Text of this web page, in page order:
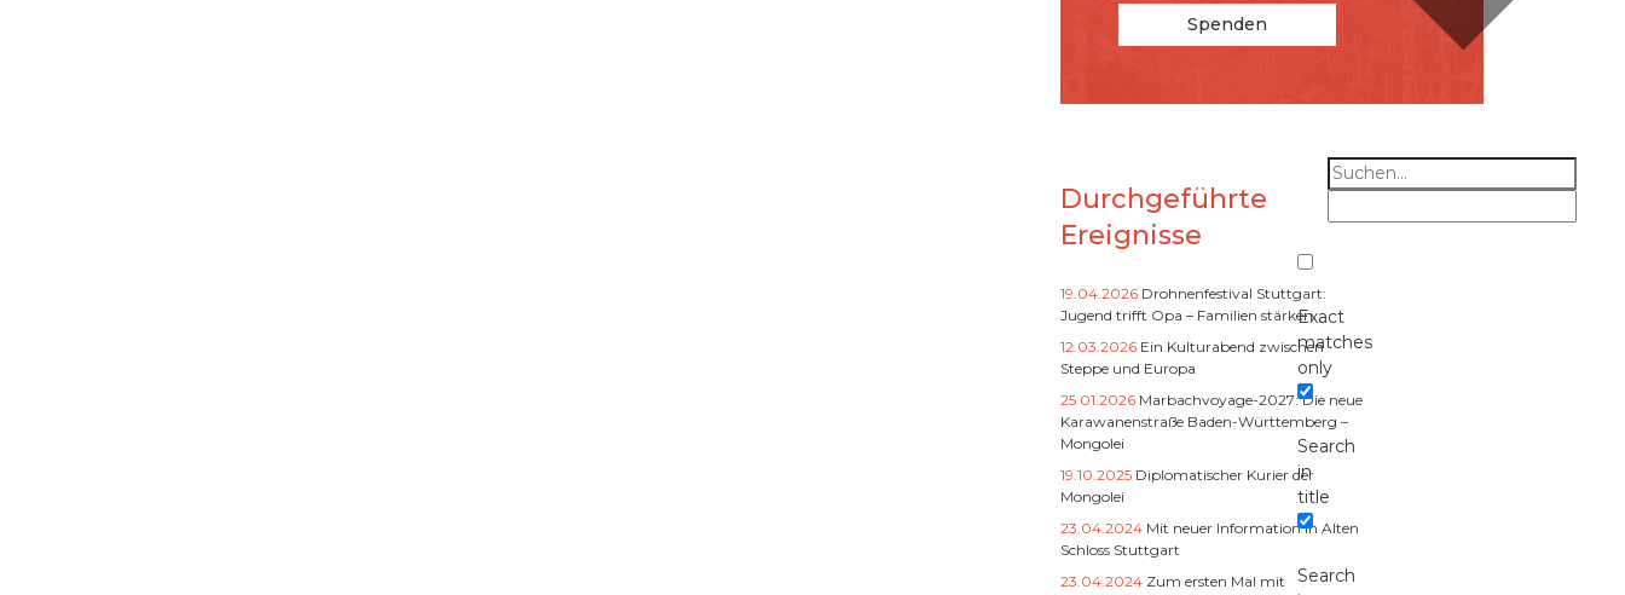
Exact
matches
only
Search
in
title
Search
Spenden
Durchgeführte
Ereignisse
19.04.2026 Drohnenfestival Stuttgart:
Jugend trifft Opa – Familien stärken
12.03.2026 Ein Kulturabend zwischen
Steppe und Europa
25.01.2026 Marbachvoyage-2027: Die neue
Karawanenstraße Baden-Württemberg –
Mongolei
19.10.2025 Diplomatischer Kurier der
Mongolei
23.04.2024 Mit neuer Information in Alten
Schloss Stuttgart
23.04.2024 Zum ersten Mal mit